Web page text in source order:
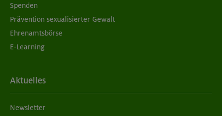
Spenden
Prävention sexualisierter Gewalt
Ehrenamtsbörse
E-Learning
Aktuelles
Newsletter